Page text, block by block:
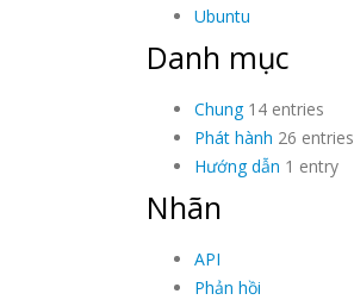
Ubuntu
Danh mục
Chung14 entries
Phát hành 26 entries
Hướng dẫn 1 entry
Nhãn
API
Phản hồi